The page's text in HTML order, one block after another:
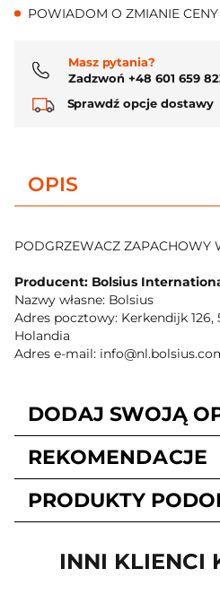
POWIADOM O ZMIANIE CENY
Masz pytania?
Zadzwoń +48 601 659
Sprawdź opcje dostawy
OPIS
PODGRZEWACZ ZAPACHOWY
Producent: Bolsius
Nazwy własne: Bolsius
Adres pocztowy: Kerkendijk 126,
Holandia
Adres e-mail:
DODAJ SWOJĄ
REKOMENDACJE
PRODUKTY
INNI KLIENCI